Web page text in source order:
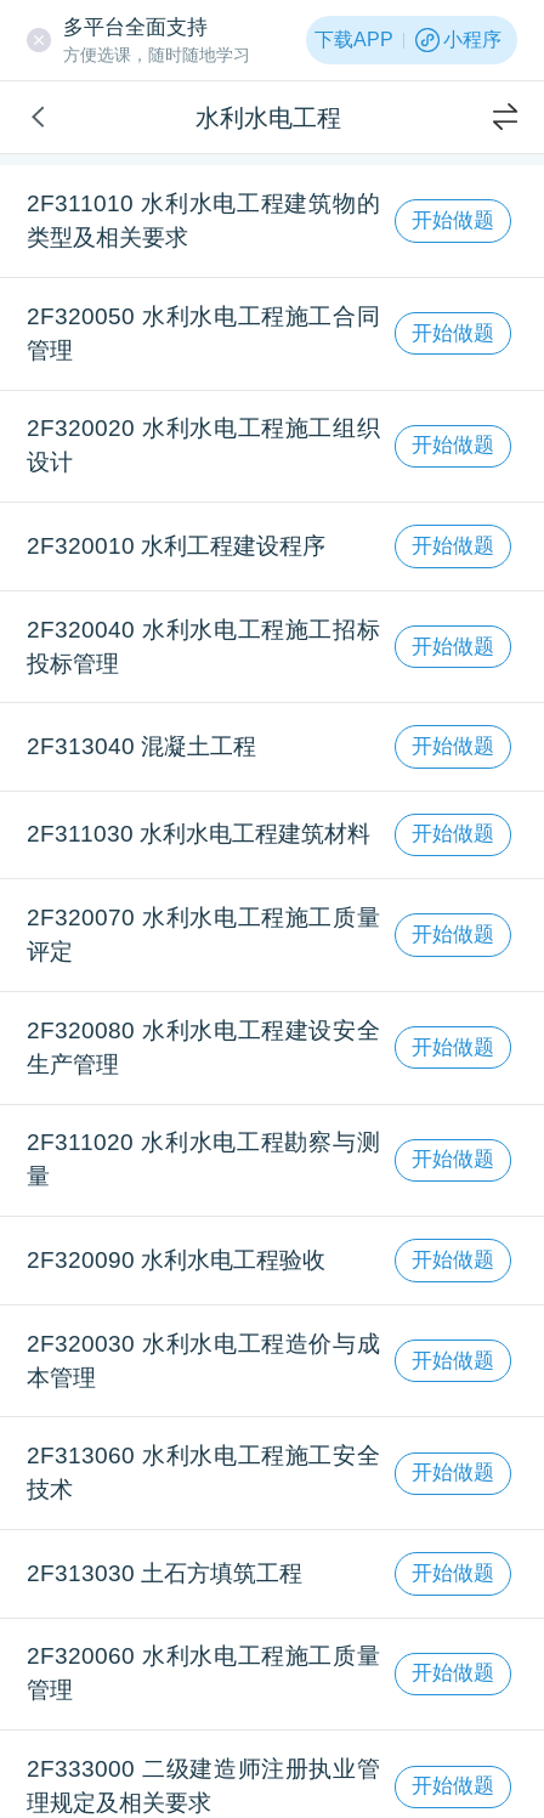
多平台全面支持
方便选课，随时随地学习
下载APP 小程序
水利水电工程
2F311010 水利水电工程建筑物的
类型及相关要求
开始做题
2F320050 水利水电工程施工合同
管理
开始做题
2F320020 水利水电工程施工组织
设计
开始做题
2F320010 水利工程建设程序 开始做题
2F320040 水利水电工程施工招标
投标管理
开始做题
2F313040 混凝土工程 开始做题
2F311030 水利水电工程建筑材料 开始做题
2F320070 水利水电工程施工质量
评定
开始做题
2F320080 水利水电工程建设安全
生产管理
开始做题
2F311020 水利水电工程勘察与测
量
开始做题
2F320090 水利水电工程验收 开始做题
2F320030 水利水电工程造价与成
本管理
开始做题
2F313060 水利水电工程施工安全
技术
开始做题
2F313030 土石方填筑工程 开始做题
2F320060 水利水电工程施工质量
管理
开始做题
2F333000 二级建造师注册执业管
理规定及相关要求
开始做题